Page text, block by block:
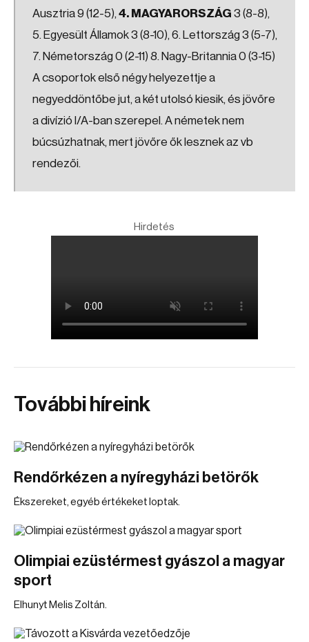
Ausztria 9 (12-5), 4. MAGYARORSZÁG 3 (8-8),
5. Egyesült Államok 3 (8-10), 6. Lettország 3 (5-7),
7. Németország 0 (2-11) 8. Nagy-Britannia 0 (3-15)
A csoportok első négy helyezettje a
negyeddöntőbe jut, a két utolsó kiesik, és jövőre
a divízió I/A-ban szerepel. A németek nem
búcsúzhatnak, mert jövőre ők lesznek az vb
rendezői.
Hirdetés
További híreink
Rendőrkézen a nyíregyházi betörők
Ékszereket, egyéb értékeket loptak.
Olimpiai ezüstérmest gyászol a magyar
sport
Elhunyt Melis Zoltán.